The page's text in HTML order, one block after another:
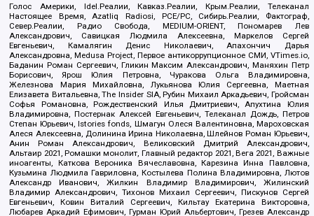
Голос Америки, Idel.Реалии, Кавказ.Реалии, Крым.Реалии, Телеканал
Настоящее Время, Azatliq Radiosi, PCE/PC, Сибирь.Реалии, Фактограф,
Север.Реалии, Радио Свобода, MEDIUM-ORIENT, Пономарев Лев
Александрович, Савицкая Людмила Алексеевна, Маркелов Сергей
Евгеньевич, Камалягин Денис Николаевич, Апахончич Дарья
Александровна, Medusa Project, Первое антикоррупционное СМИ, VTimes.io,
Баданин Роман Сергеевич, Гликин Максим Александрович, Маняхин Петр
Борисович, Ярош Юлия Петровна, Чуракова Ольга Владимировна,
Железнова Мария Михайловна, Лукьянова Юлия Сергеевна, Маетная
Елизавета Витальевна, The Insider SIA, Рубин Михаил Аркадьевич, Гройсман
Софья Романовна, Рождественский Илья Дмитриевич, Апухтина Юлия
Владимировна, Постернак Алексей Евгеньевич, Телеканал Дождь, Петров
Степан Юрьевич, Istories fonds, Шмагун Олеся Валентиновна, Мароховская
Алеся Алексеевна, Долинина Ирина Николаевна, Шлейнов Роман Юрьевич,
Анин Роман Александрович, Великовский Дмитрий Александрович,
Альтаир 2021, Ромашки монолит, Главный редактор 2021, Вега 2021, Важные
иноагенты, Каткова Вероника Вячеславовна, Карезина Инна Павловна,
Кузьмина Людмила Гавриловна, Костылева Полина Владимировна, Лютов
Александр Иванович, Жилкин Владимир Владимирович, Жилинский
Владимир Александрович, Тихонов Михаил Сергеевич, Пискунов Сергей
Евгеньевич, Ковин Виталий Сергеевич, Кильтау Екатерина Викторовна,
Любарев Аркадий Ефимович, Гурман Юрий Альбертович, Грезев Александр